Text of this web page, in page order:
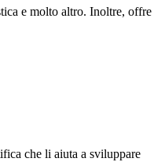
e molto altro. Inoltre, offre
che li aiuta a sviluppare